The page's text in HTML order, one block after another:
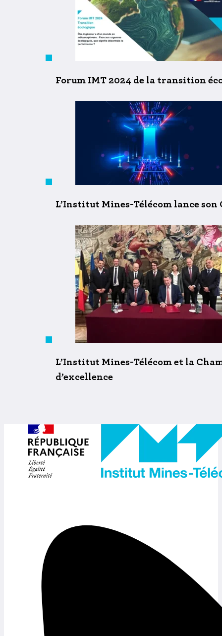
Forum IMT 2024 de la transition
L’Institut Mines-Télécom lance
L’Institut Mines-Télécom et la
d’excellence